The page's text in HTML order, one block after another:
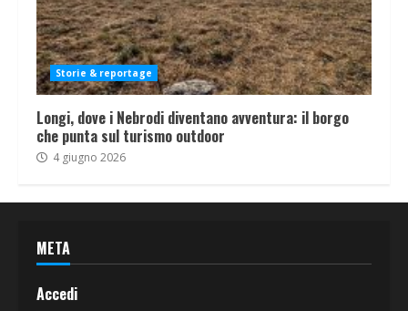
Storie & reportage
Longi, dove i Nebrodi diventano avventura: il borgo
che punta sul turismo outdoor
4 giugno 2026
META
Accedi